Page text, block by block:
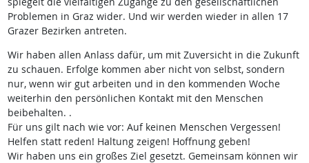
Problemen in Graz wider. Und wir werden wieder in allen 17
Grazer Bezirken antreten.
Wir haben allen Anlass dafür, um mit Zuversicht in die Zukunft
zu schauen. Erfolge kommen aber nicht von selbst, sondern
nur, wenn wir gut arbeiten und in den kommenden Woche
weiterhin den persönlichen Kontakt mit den Menschen
beibehalten. .
Für uns gilt nach wie vor: Auf keinen Menschen Vergessen!
Helfen statt reden! Haltung zeigen! Hoffnung geben!
Wir haben uns ein großes Ziel gesetzt. Gemeinsam können wir